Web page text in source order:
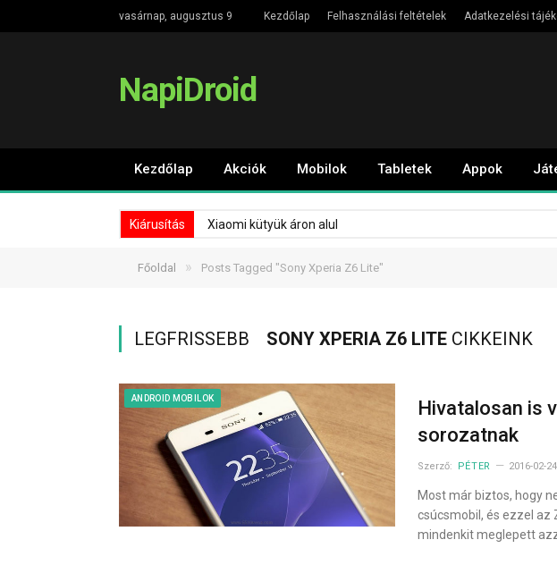
vasárnap, augusztus 9 Kezdőlap Felhasználási feltételek Adatkezelési
NapiDroid
Kezdőlap Akciók Mobilok Tabletek Appok
Kiárusítás Xiaomi kütyük áron alul
Főoldal » Posts Tagged "Sony Xperia Z6 Lite"
LEGFRISSEBB SONY XPERIA Z6 LITE CIKKEINK
ANDROID MOBILOK
Hivatalosan is
sorozatnak
Szerző: PÉTER 2016-02-24
Most már biztos, hogy
csúcsmobil, és ezzel az
mindenkit meglepett